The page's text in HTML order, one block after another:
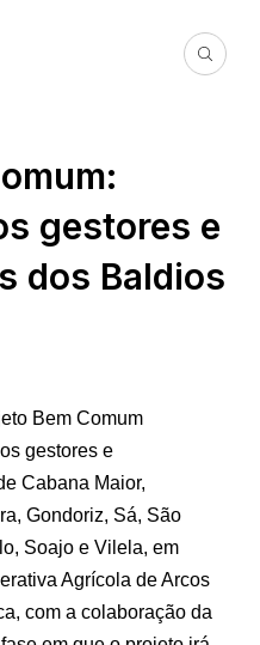
gestores e
dos Baldios
Bem Comum
gestores e
Cabana Maior,
Gondoriz, Sá, São
Soajo e Vilela, em
Agrícola de Arcos
com a colaboração da